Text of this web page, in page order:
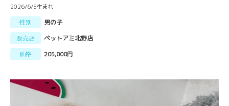
2026/6/5生まれ
性別
男の子
販売店
ペットアミ北野店
価格
205,000円